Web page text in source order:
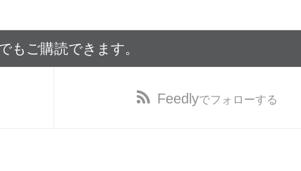
もご購読できます。
Feedlyでフォローする